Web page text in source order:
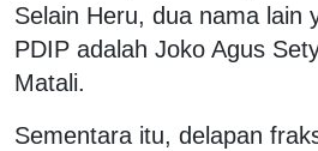
Selain Heru, dua nama lain
PDIP adalah Joko Agus
Matali.
Sementara itu, delapan